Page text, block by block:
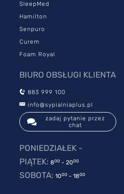
SleepMed
Hamilton
Senpuro
Curem
Foam Royal
BIURO OBSŁUGI KLIENTA
883 999 100
info@sypialniaplus.pl
zadaj pytanie przez
chat
PONIEDZIAŁEK -
PIĄTEK: 800 - 2000
SOBOTA: 1000 - 1800